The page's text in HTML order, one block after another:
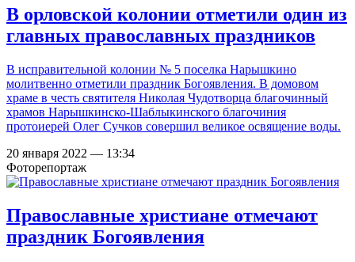
В орловской колонии отметили один из
главных православных праздников
В исправительной колонии № 5 поселка Нарышкино
молитвенно отметили праздник Богоявления. В домовом
храме в честь святителя Николая Чудотворца благочинный
храмов Нарышкинско-Шаблыкинского благочиния
протоиерей Олег Сучков совершил великое освящение воды.
20 января 2022 — 13:34
Фоторепортаж
Православные христиане отмечают
праздник Богоявления